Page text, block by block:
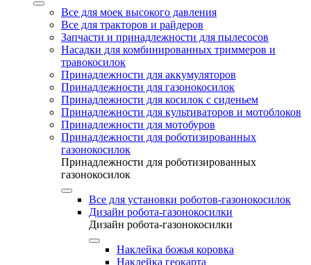
Все для моек высокого давления
Все для тракторов и райдеров
Запчасти и принадлежности для пылесосов
Насадки для комбинированных триммеров и
травокосилок
Принадлежности для аккумуляторов
Принадлежности для газонокосилок
Принадлежности для косилок с сиденьем
Принадлежности для культиваторов и мотоблоков
Принадлежности для мотобуров
Принадлежности для роботизированных
газонокосилок
Принадлежности для роботизированных
газонокосилок
Все для установки роботов-газонокосилок
Дизайн робота-газонокосилки
Дизайн робота-газонокосилки
Наклейка божья коровка
Наклейка геокарта